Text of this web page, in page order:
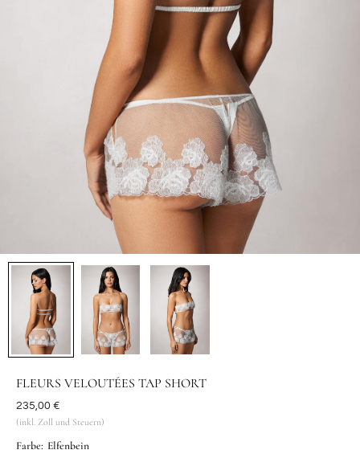
FLEURS VELOUTÉES TAP SHORT
Vorher
235,00 €
(inkl. Zoll und Steuern)
Farbe: Elfenbein